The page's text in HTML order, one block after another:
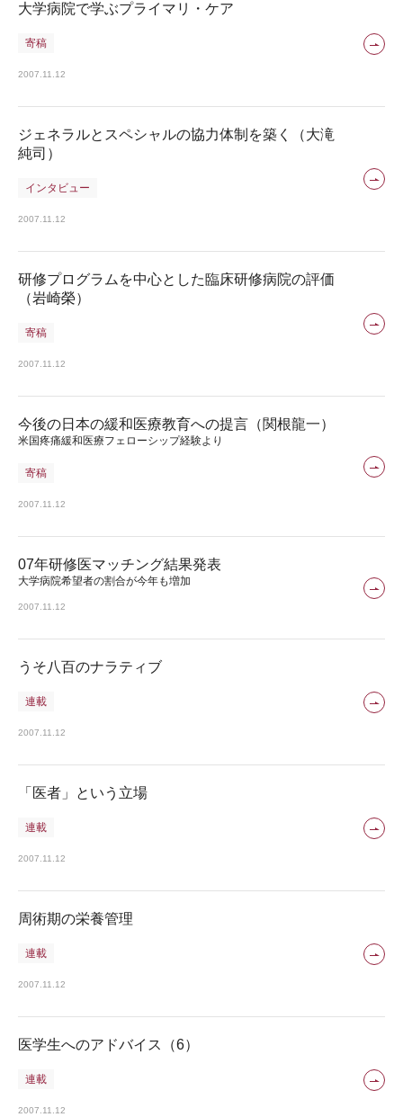
大学病院で学ぶプライマリ・ケア
寄稿
2007.11.12
ジェネラルとスペシャルの協力体制を築く（大滝
純司）
インタビュー
2007.11.12
研修プログラムを中心とした臨床研修病院の評価
（岩崎榮）
寄稿
2007.11.12
今後の日本の緩和医療教育への提言（関根龍一）
米国疼痛緩和医療フェローシップ経験より
寄稿
2007.11.12
07年研修医マッチング結果発表
大学病院希望者の割合が今年も増加
2007.11.12
うそ八百のナラティブ
連載
2007.11.12
「医者」という立場
連載
2007.11.12
周術期の栄養管理
連載
2007.11.12
医学生へのアドバイス（6）
連載
2007.11.12